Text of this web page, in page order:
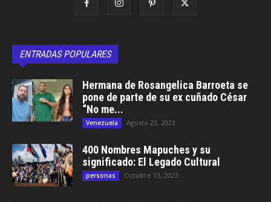
ENTRADAS POPULARES
Hermana de Rosangelica Barroeta se
pone de parte de su ex cuñado César
“No me...
Venezuela Agosto 23, 2023
400 Nombres Mapuches y su
significado: El Legado Cultural
personas Octubre 13, 2023